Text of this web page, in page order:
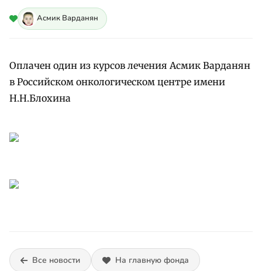
Асмик Варданян
Оплачен один из курсов лечения Асмик Варданян
в Российском онкологическом центре имени
Н.Н.Блохина
Все новости На главную фонда